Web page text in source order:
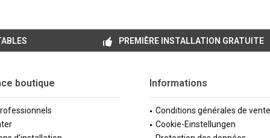
PREMIÈRE INSTALLATION GRATUITE
boutique Informations
Conditions générales de vente
Cookie-Einstellungen